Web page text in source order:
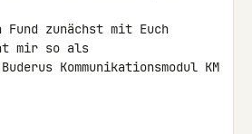
zunächst mit Euch
mir so als
Kommunikationsmodul KM